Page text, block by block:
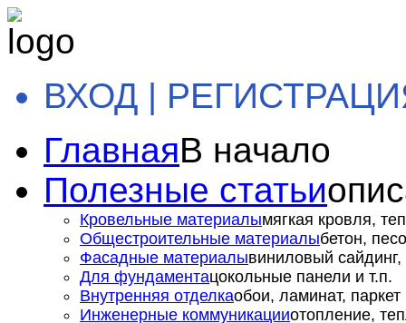
ВХОД |
ГлавнаяВ начало
Полезные статьи
Кровельные материалымягкая кровля,
Общестроительные материалыбетон,
Фасадные материалывиниловый сайдинг,
Для фундаментацокольные панели и т.п.
Внутренняя отделкаобои, ламинат, паркет
Инженерные коммуникацииотопление,